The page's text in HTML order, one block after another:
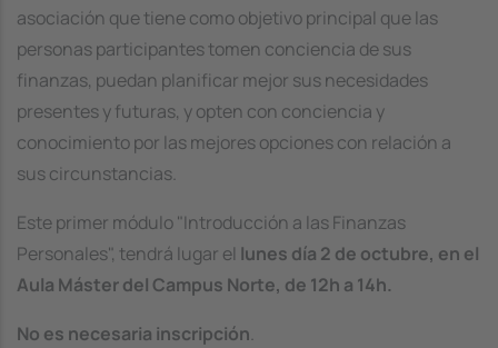
asociación que tiene como objetivo principal que las
personas participantes tomen conciencia de sus
finanzas, puedan planificar mejor sus necesidades
presentes y futuras, y opten con conciencia y
conocimiento por las mejores opciones con relación a
sus circunstancias.
Este primer módulo "Introducción a las Finanzas
Personales", tendrá lugar el lunes día 2 de octubre, en el
Aula Máster del Campus Norte, de 12h a 14h.
No es necesaria inscripción.